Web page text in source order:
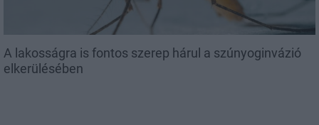
A lakosságra is fontos szerep hárul a szúnyoginvázió
elkerülésében